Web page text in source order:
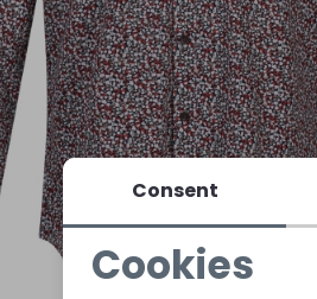
Noodzakelijke cookies
Consent
Cookies